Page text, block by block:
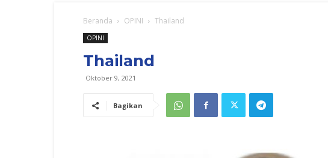
Beranda OPINI Thailand
OPINI
Thailand
Oktober 9, 2021
Bagikan